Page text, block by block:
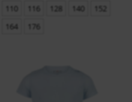
110 116 128 140
152
164
176